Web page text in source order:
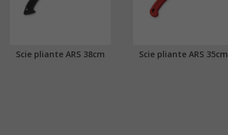
Scie pliante ARS 38cm Scie pliante ARS 35cm